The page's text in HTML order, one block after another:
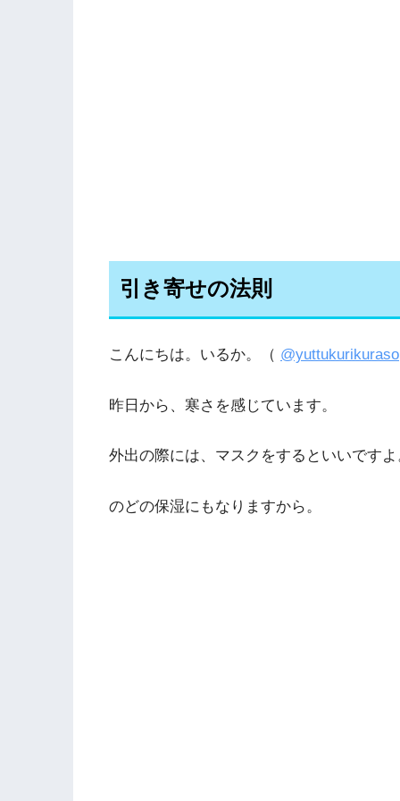
引き寄せの法則
こんにちは。いるか。（ @yuttukurikuraso
昨日から、寒さを感じています。
外出の際には、マスクをするといいです
のどの保湿にもなりますから。